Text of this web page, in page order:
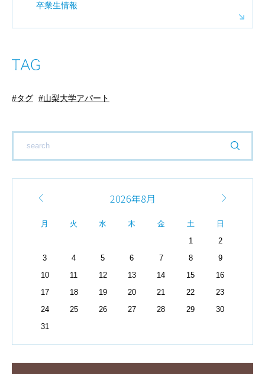
卒業生情報
タグ 山梨大学アパート
2026年8月
月 火 水 木 金 土
日
1
2
3
4 5 6 7 8
9
10
11 12 13 14 15
16
17
18 19 20 21 22
23
24
25 26 27 28 29
30
31